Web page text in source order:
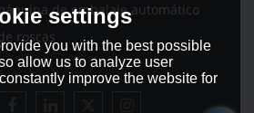
de embalaje automático
roscas
settings
you with the best possible
allow us to analyze user
improve the website for